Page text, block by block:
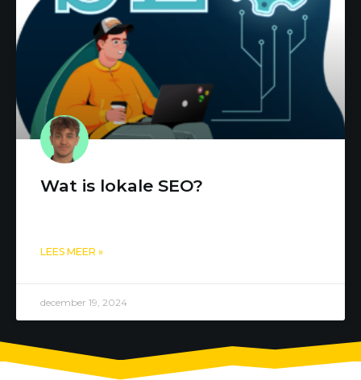
Wat is lokale SEO?
LEES MEER »
december 19, 2024